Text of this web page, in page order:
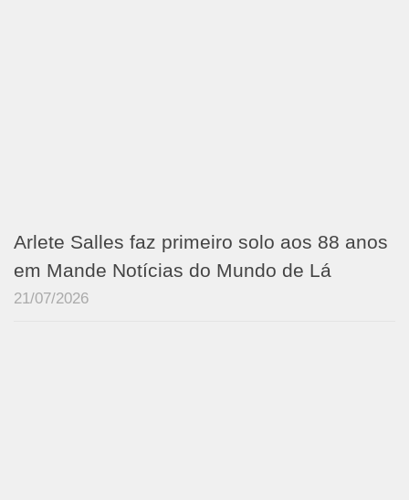
Arlete Salles faz primeiro solo aos 88 anos
em Mande Notícias do Mundo de Lá
21/07/2026